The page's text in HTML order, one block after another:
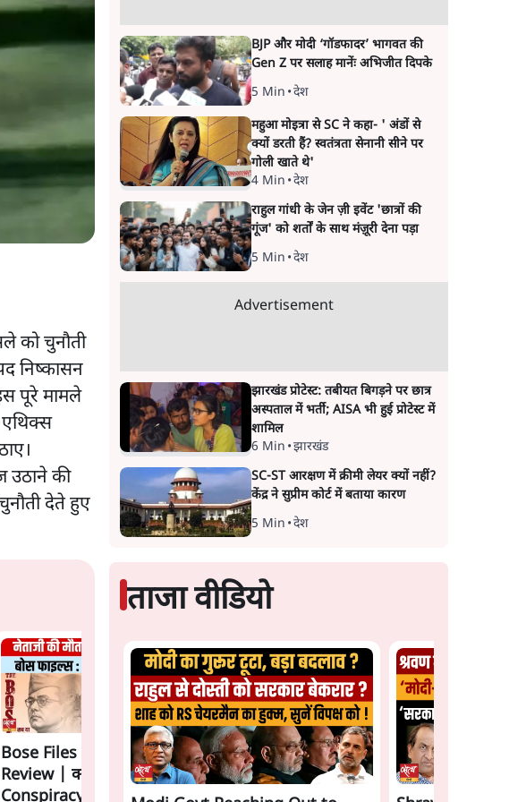
को चुनौती
निष्कासन
पूरे मामले
एथिक्स
उठाने की
देते हुए
Bose Files Film
Review | क्या
Conspiracy का सच आया
Satya Hindi News
Bulletin। 7 अगस्त ,रात 8
बजे तक की ख़बरें
Gen Z Rejects
Bhagwat & Modi!
Game Plan
BJP और मोदी ‘गॉडफादर’ भागवत की
Gen Z पर सलाह मानेंः अभिजीत दिपके
5 Min •देश
महुआ मोइत्रा से SC ने कहा- ' अंडों से
क्यों डरती हैं? स्वतंत्रता सेनानी सीने पर
गोली खाते थे'
4 Min •देश
राहुल गांधी के जेन ज़ी इवेंट 'छात्रों की
गूंज' को शर्तों के साथ मंज़ूरी देना पड़ा
5 Min •देश
Advertisement
झारखंड प्रोटेस्ट: तबीयत बिगड़ने पर छात्र
अस्पताल में भर्ती; AISA भी हुई प्रोटेस्ट में
शामिल
6 Min •झारखंड
SC-ST आरक्षण में क्रीमी लेयर क्यों नहीं?
केंद्र ने सुप्रीम कोर्ट में बताया कारण
5 Min •देश
ताजा वीडियो